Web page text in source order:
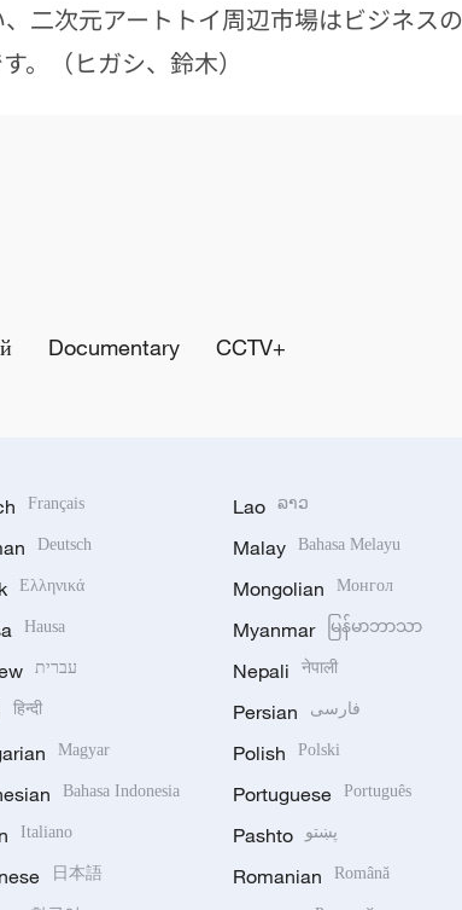
二次元アートトイ周辺市場はビジネスの
。（ヒガシ、鈴木）
Documentary CCTV+
Français
Deutsch
Ελληνικά
Hausa
עברית
हिन्दी
Magyar
Bahasa Indonesia
Italiano
日本語
Lao ລາວ
Malay Bahasa Melayu
Mongolian Монгол
Myanmar မြန်မာဘာသာ
Nepali नेपाली
Persian فارسی
Polish Polski
Portuguese Português
Pashto پښتو
Romanian Română